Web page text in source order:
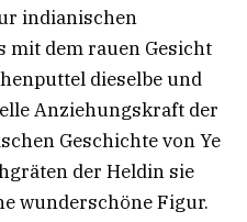
indianischen
mit dem rauen Gesicht
dieselbe und
Anziehungskraft der
Geschichte von Ye
der Heldin sie
wunderschöne Figur.